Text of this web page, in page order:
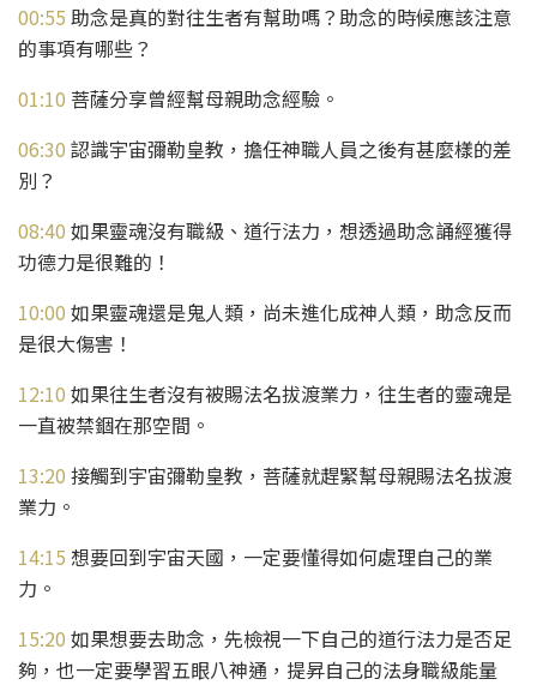
00:55 助念是真的對往生者有幫助嗎？助念的時候應該注意
的事項有哪些？
01:10 菩薩分享曾經幫母親助念經驗。
06:30 認識宇宙彌勒皇教，擔任神職人員之後有甚麼樣的差
別？
08:40 如果靈魂沒有職級、道行法力，想透過助念誦經獲得
功德力是很難的！
10:00 如果靈魂還是鬼人類，尚未進化成神人類，助念反而
是很大傷害！
12:10 如果往生者沒有被賜法名拔渡業力，往生者的靈魂是
一直被禁錮在那空間。
13:20 接觸到宇宙彌勒皇教，菩薩就趕緊幫母親賜法名拔渡
業力。
14:15 想要回到宇宙天國，一定要懂得如何處理自己的業
力。
15:20 如果想要去助念，先檢視一下自己的道行法力是否足
夠，也一定要學習五眼八神通，提昇自己的法身職級能量